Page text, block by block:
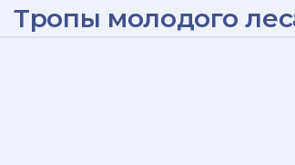
Тропы молодого